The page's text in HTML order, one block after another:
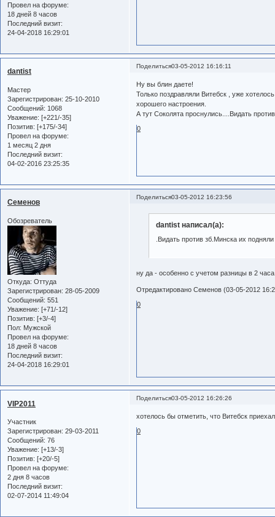
Провел на форуме:
18 дней 8 часов
Последний визит:
24-04-2018 16:29:01
Поделиться03-05-2012 16:16:11
dantist
Мастер
Зарегистрирован: 25-10-2010
Сообщений: 1068
Уважение: [+221/-35]
Позитив: [+175/-34]
Провел на форуме:
1 месяц 2 дня
Последний визит:
04-02-2016 23:25:35
Ну вы блин даете!
Только поздравляли Витебск , уже
хорошего настроения.
А тут Соколята проснулись....Видать
0
Поделиться03-05-2012 16:23:56
Семенов
Обозреватель
Откуда: Оттуда
Зарегистрирован: 28-05-2009
Сообщений: 551
Уважение: [+71/-12]
Позитив: [+3/-4]
Пол: Мужской
Провел на форуме:
18 дней 8 часов
Последний визит:
24-04-2018 16:29:01
dantist написал(а):
.Видать против зб.Минска их
ну да - особенно с учетом разницы в 2
Отредактировано Семенов (03-05-2012
0
Поделиться03-05-2012 16:26:26
VIP2011
Участник
Зарегистрирован: 29-03-2011
Сообщений: 76
Уважение: [+13/-3]
Позитив: [+20/-5]
Провел на форуме:
2 дня 8 часов
Последний визит:
02-07-2014 11:49:04
хотелось бы отметить, что Витебск
0